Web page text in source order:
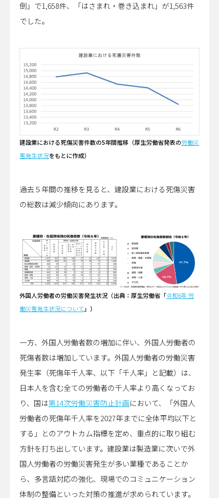
倒」で1,658件、「はさまれ・巻き込まれ」が1,563件
でした。
建設業における死傷災害件数の5年間推移（厚生労働省発表の労働災
害発生状況をもとに作成）
過去５年間の推移を見ると、建設業における死傷災害
の総数は減少傾向にあります。
外国人労働者の労働災害発生状況（出典：厚生労働省「令和6年 労
働災害発生状況について 」）
一方、外国人労働者数の増加に伴い、外国人労働者の
死傷者数は増加しています。外国人労働者の労働災害
発生率（死傷年千人率、以下「千人率」と記載）は、
日本人を含む全ての労働者の千人率より高くなってお
り、国は第14次労働災害防止計画において、「外国人
労働者の死傷年千人率を2027年までに全体平均以下と
する」とのアウトカム指標を定め、重点的に取り組む
方針を打ち出しています。建設業は製造業に次いで外
国人労働者の労働災害発生が多い業種であることか
ら、多言語対応の強化、現場でのコミュニケーション
体制の整備といった対策の推進が求められています。